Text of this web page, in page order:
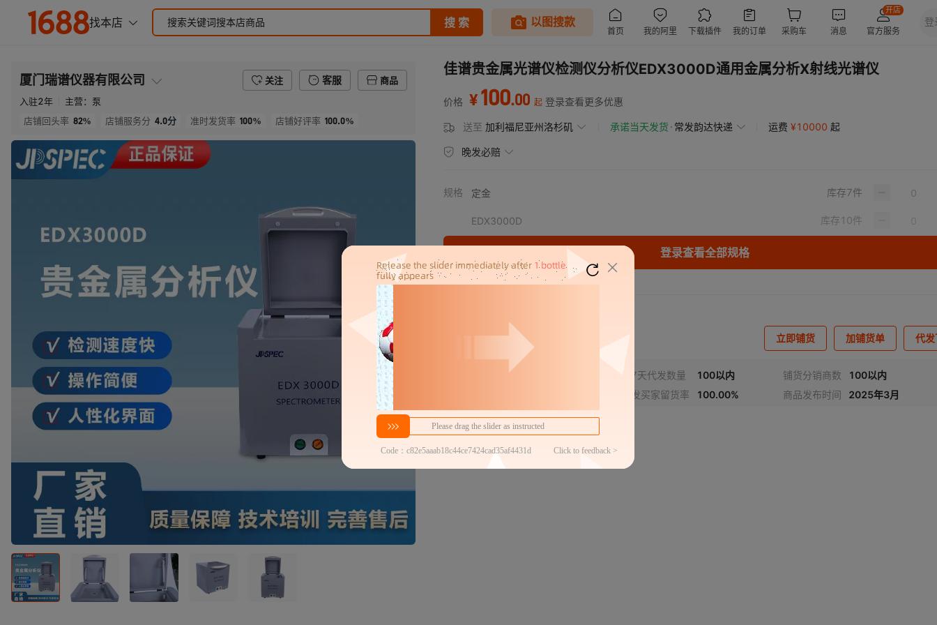
厦门瑞谱仪器有限公司 关注 客服
商品
入驻2年 主营： 泵
店铺回头率 82% 店铺服务分 4.0分 准时发货率 100% 店铺好评率 100.0%
佳谱贵金属光谱仪检测仪分析仪EDX3000D通用金属分析X射线光谱仪
价格 ¥100.00 起 登录查看更多优惠
送至 加利福尼亚州洛杉矶 承诺当天发货 常发韵达快递 运费 ¥10000 起
晚发必赔
规格 定金 库存7件
EDX3000D 库存10件
登录查看全部规格
100 官方仓退货 立即铺货 加铺货单 代
近30天代发数量 近7天代发数量 100以内 铺货分销商数
100以内
代发买家留货率 100.00% 商品发布时间 2025年3月